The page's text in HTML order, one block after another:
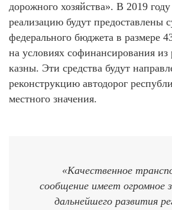
дорожного хозяйства». В 2019 году
реализацию будут предоставлены
федерального бюджета в размере
на условиях софинансирования из
казны. Эти средства будут
реконструкцию автодорог
местного значения.
«Качественное
сообщение имеет огромное
дальнейшего развития